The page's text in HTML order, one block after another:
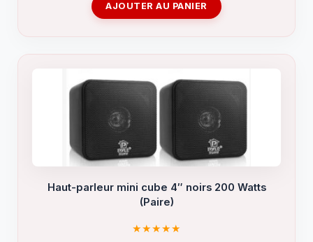
AJOUTER AU PANIER
Haut-parleur mini cube 4″ noirs 200 Watts
(Paire)